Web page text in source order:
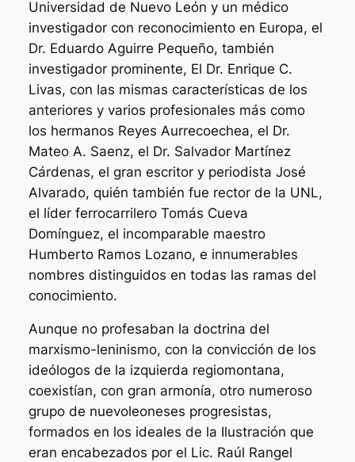
Universidad de Nuevo León y un médico
investigador con reconocimiento en Europa, el
Dr. Eduardo Aguirre Pequeño, también
investigador prominente, El Dr. Enrique C.
Livas, con las mismas características de los
anteriores y varios profesionales más como
los hermanos Reyes Aurrecoechea, el Dr.
Mateo A. Saenz, el Dr. Salvador Martínez
Cárdenas, el gran escritor y periodista José
Alvarado, quién también fue rector de la UNL,
el líder ferrocarrilero Tomás Cueva
Domínguez, el incomparable maestro
Humberto Ramos Lozano, e innumerables
nombres distinguidos en todas las ramas del
conocimiento.
Aunque no profesaban la doctrina del
marxismo-leninismo, con la convicción de los
ideólogos de la izquierda regiomontana,
coexistían, con gran armonía, otro numeroso
grupo de nuevoleoneses progresistas,
formados en los ideales de la Ilustración que
eran encabezados por el Lic. Raúl Rangel